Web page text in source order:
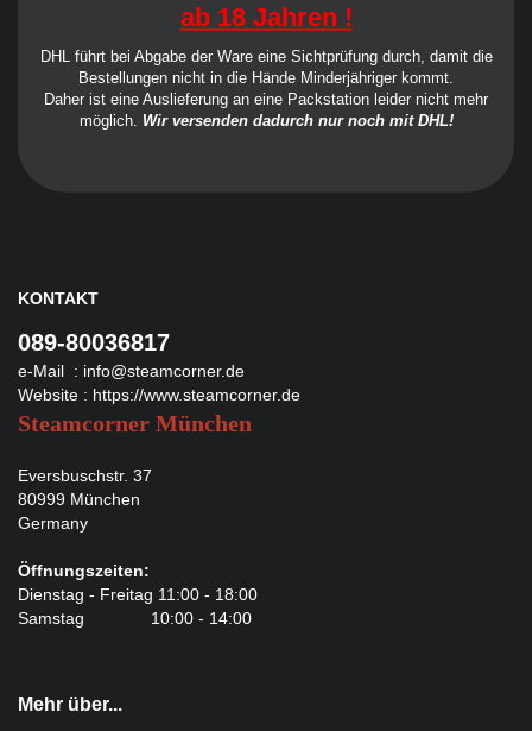
ab 18 Jahren !
DHL führt bei Abgabe der Ware eine Sichtprüfung durch, damit die
Bestellungen nicht in die Hände Minderjähriger kommt.
Daher ist eine Auslieferung an eine Packstation leider nicht mehr
möglich. Wir versenden dadurch nur noch mit DHL!
KONTAKT
089-80036817
e-Mail : info@steamcorner.de
Website : https://www.steamcorner.de
Steamcorner München
Eversbuschstr. 37
80999 München
Germany
Öffnungszeiten:
Dienstag - Freitag 11:00 - 18:00
Samstag 10:00 - 14:00
Mehr über...